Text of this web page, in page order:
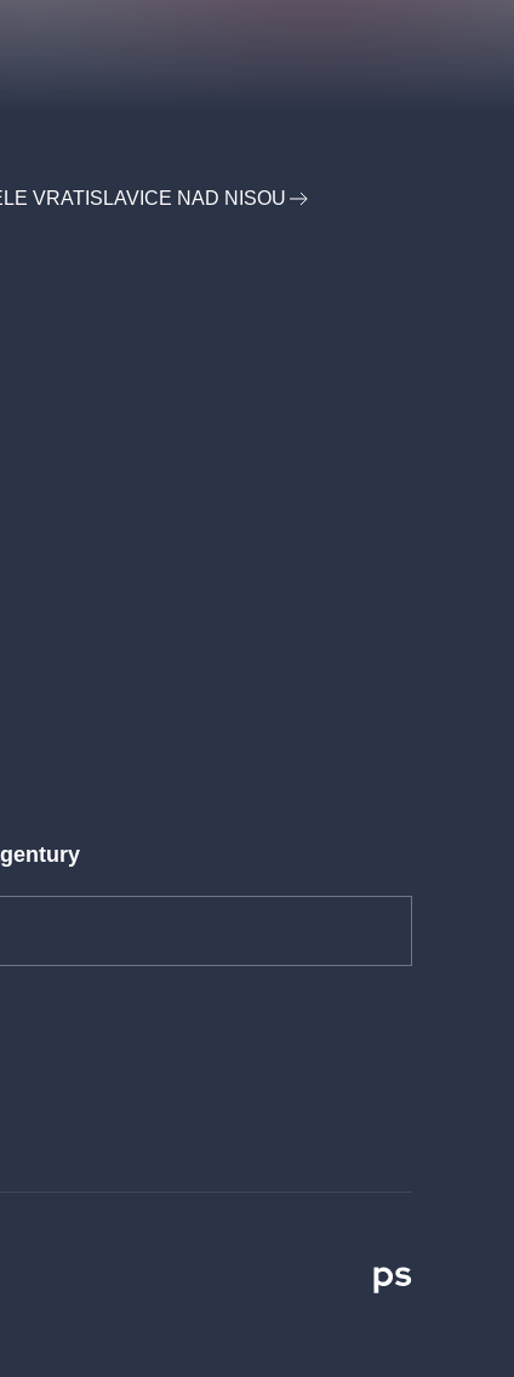
VRATISLAVICE NAD NISOU